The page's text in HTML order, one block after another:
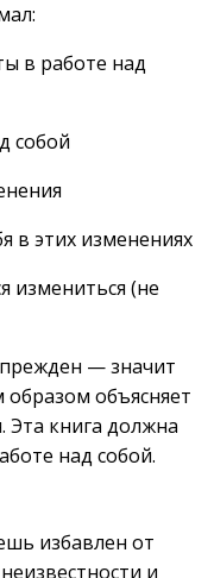
в работе над
собой
в этих изменениях
измениться (не
— значит
объясняет
Эта книга должна
над собой.
избавлен от
и